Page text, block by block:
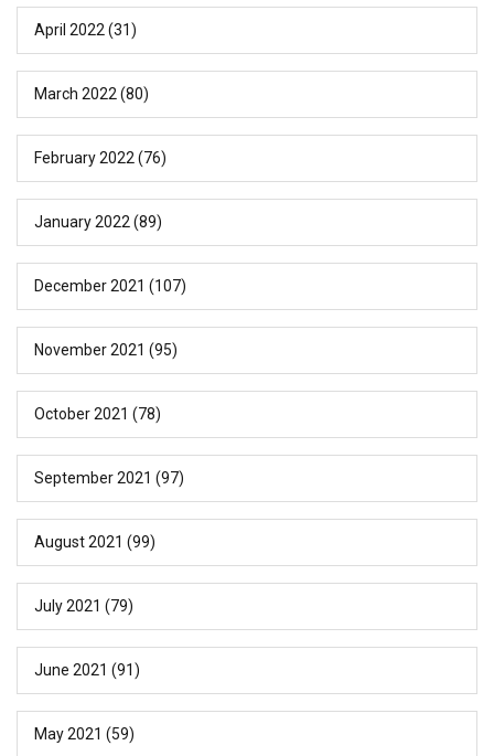
April 2022 (31)
March 2022 (80)
February 2022 (76)
January 2022 (89)
December 2021 (107)
November 2021 (95)
October 2021 (78)
September 2021 (97)
August 2021 (99)
July 2021 (79)
June 2021 (91)
May 2021 (59)